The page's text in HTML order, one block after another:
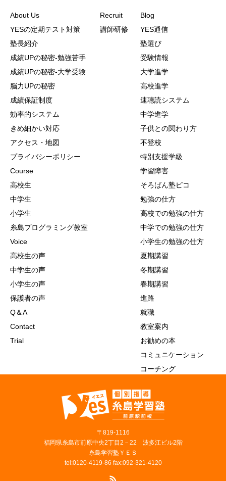
About Us
YESの定期テスト対策
塾長紹介
成績UPの秘密-勉強苦手
成績UPの秘密-大学受験
脳力UPの秘密
成績保証制度
効率的システム
きめ細かい対応
アクセス・地図
プライバシーポリシー
Course
高校生
中学生
小学生
糸島プログラミング教室
Voice
高校生の声
中学生の声
小学生の声
保護者の声
Q＆A
Contact
Trial
Recruit
講師研修
Blog
YES通信
塾選び
受験情報
大学進学
高校進学
速聴読システム
中学進学
子供との関わり方
不登校
特別支援学級
学習障害
そろばん塾ピコ
勉強の仕方
高校での勉強の仕方
中学での勉強の仕方
小学生の勉強の仕方
夏期講習
冬期講習
春期講習
進路
就職
教室案内
お勧めの本
コミュニケーション
コーチング
〒819‐1116
福岡県糸島市前原中央2丁目2－22 波多江ビル2階
糸島学習塾ＹＥＳ
tel:0120-4119-86 fax:092-321-4120